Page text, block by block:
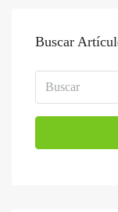
Buscar